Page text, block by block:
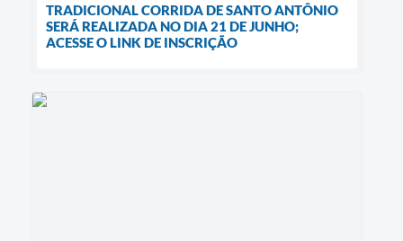
TRADICIONAL CORRIDA DE SANTO ANTÔNIO
SERÁ REALIZADA NO DIA 21 DE JUNHO;
ACESSE O LINK DE INSCRIÇÃO